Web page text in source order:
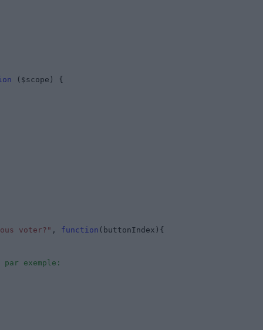
($scope) {
voter?" , function (buttonIndex){
exemple: